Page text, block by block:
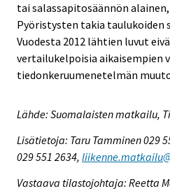
tai salassapitosäännön
Pyöristysten takia taulukoiden
Vuodesta 2012 lähtien luvut
vertailukelpoisia aikaisempien
tiedonkeruumenetelmän
Lähde: Suomalaisten matkailu,
Lisätietoja: Taru Tamminen 029
029 551 2634,
Vastaava tilastojohtaja: Reetta